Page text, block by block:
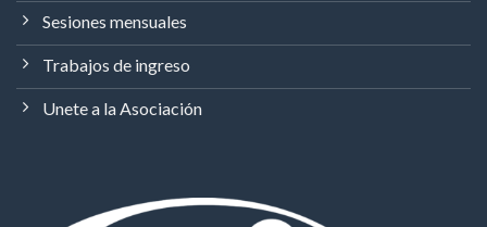
Sesiones mensuales
Trabajos de ingreso
Unete a la Asociación